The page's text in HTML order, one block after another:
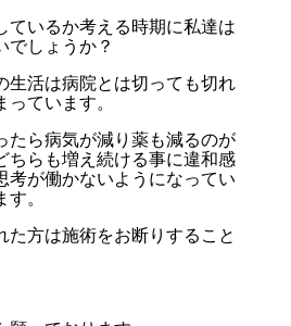
ているか考える時期に私達は
でしょうか？
生活は病院とは切っても切れ
ています。
たら病気が減り薬も減るのが
らも増え続ける事に違和感
考が働かないようになってい
。
た方は施術をお断りすること